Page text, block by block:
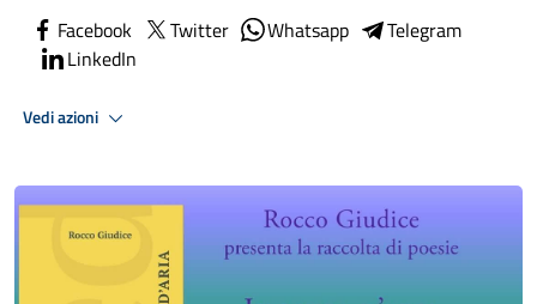
Facebook Twitter Whatsapp
Telegram
LinkedIn
Vedi azioni